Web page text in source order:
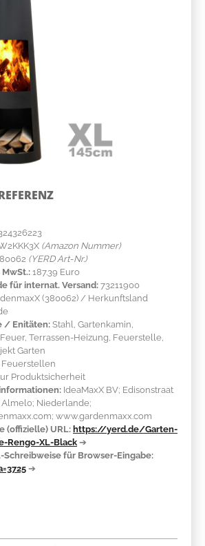
(Amazon Nummer)
(YERD Art-Nr.)
MwSt.: 187.39 Euro
für internat. Versand:73211900
(380062) / Herkunftsland
/ Enitäten: Stahl, Gartenkamin,
Terrassen-Heizung, Feuerstelle,
Garten
Feuerstellen
Produktsicherheit
IdeaMaxX BV; Edisonstraat
Almelo; Niederlande;
www.gardenmaxx.com
(offizielle) URL: https://yerd.de/Garten-
Rengo-XL-Black ➔
Schreibweise für Browser-Eingabe:
➔